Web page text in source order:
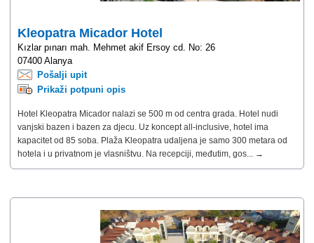
Kleopatra Micador Hotel
Kızlar pınarı mah. Mehmet akif Ersoy cd. No: 26
07400 Alanya
Pošalji upit
Prikaži potpuni opis
Hotel Kleopatra Micador nalazi se 500 m od centra grada. Hotel nudi
vanjski bazen i bazen za djecu. Uz koncept all-inclusive, hotel ima
kapacitet od 85 soba. Plaža Kleopatra udaljena je samo 300 metara od
hotela i u privatnom je vlasništvu. Na recepciji, međutim, gos... →